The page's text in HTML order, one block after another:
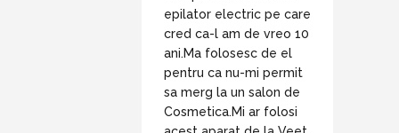
epilator electric pe care
cred ca-l am de vreo 10
ani.Ma folosesc de el
pentru ca nu-mi permit
sa merg la un salon de
Cosmetica.Mi ar folosi